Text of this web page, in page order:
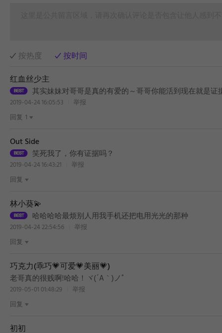
按热度
按时间
红血丝少主
其实妹妹对哥哥是真的有爱的～哥哥你能活到现在就是证
2019-04-24 16:05:53
举报
回复 1
Out Side
笑死我了，你有证据吗？
2019-04-24 16:43:21
举报
回复
林小葵💫
哈哈哈哈最烦别人用我手机还把电用光光的那种
2019-04-24 22:54:56
举报
回复
巧克力(乖巧💗可爱💗美丽💗)
老哥真的很贱啊!哈哈！ヾ(´A｀)ノﾟ
2019-05-01 01:48:29
举报
回复
初初